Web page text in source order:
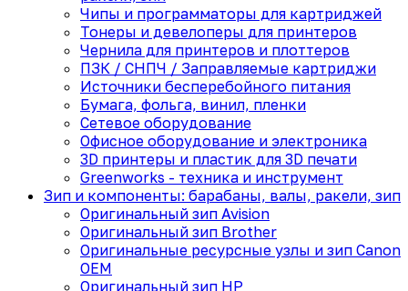
Чипы и программаторы для картриджей
Тонеры и девелоперы для принтеров
Чернила для принтеров и плоттеров
ПЗК / СНПЧ / Заправляемые картриджи
Источники бесперебойного питания
Бумага, фольга, винил, пленки
Сетевое оборудование
Офисное оборудование и электроника
3D принтеры и пластик для 3D печати
Greenworks - техника и инструмент
Зип и компоненты: барабаны, валы, ракели, зип
Оригинальный зип Avision
Оригинальный зип Brother
Оригинальные ресурсные узлы и зип Canon
OEM
Оригинальный зип HP